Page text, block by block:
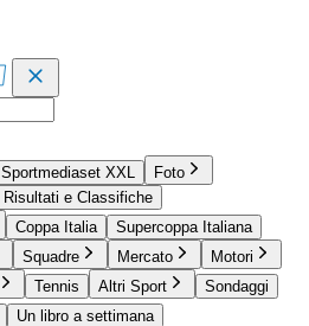
Sportmediaset XXL
Foto
Risultati e Classifiche
Coppa Italia
Supercoppa Italiana
Squadre Mercato
Motori
Tennis Altri Sport
Sondaggi
Un libro a settimana